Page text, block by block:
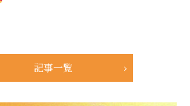
記事一覧